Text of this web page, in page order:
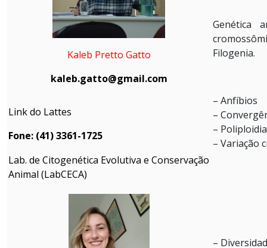
Kaleb Pretto Gatto
kaleb.gatto@gmail.com
Link do Lattes
Fone: (41) 3361-1725
Lab. de Citogenética Evolutiva e Conservação
Animal (LabCECA)
Genética
Filogenia.
– Anfíbios
–
– Poliploidia
– Variação
–